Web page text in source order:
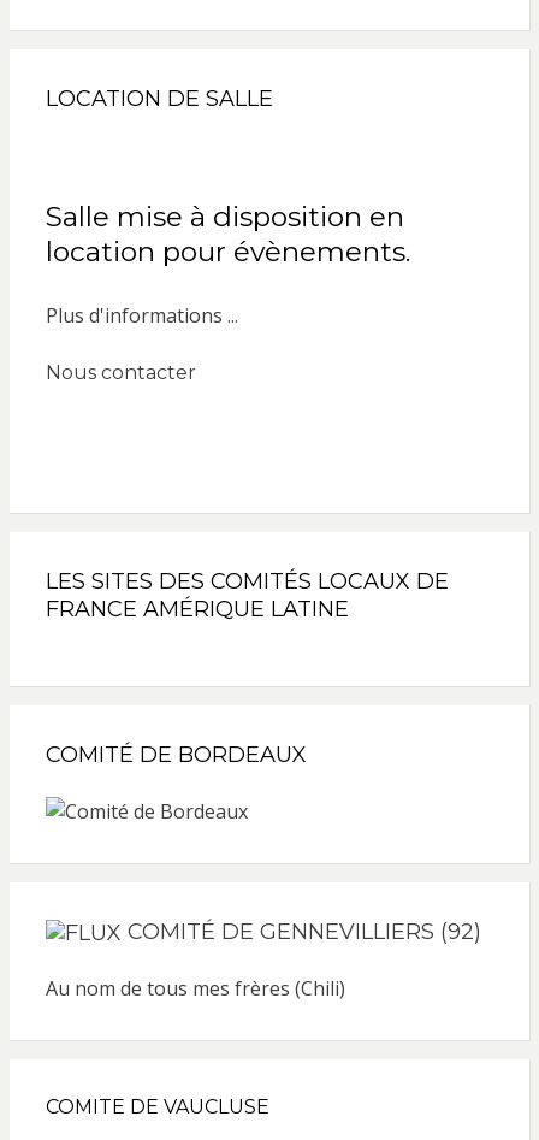
LOCATION DE SALLE
Salle mise à disposition en
location pour évènements.
Plus d'informations ...
Nous contacter
LES SITES DES COMITÉS LOCAUX DE
FRANCE AMÉRIQUE LATINE
COMITÉ DE BORDEAUX
COMITÉ DE GENNEVILLIERS (92)
Au nom de tous mes frères (Chili)
COMITE DE VAUCLUSE